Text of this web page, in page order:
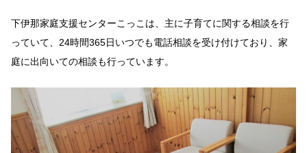
下伊那家庭支援センターこっこは、主に子育てに関する相談を行
っていて、24時間365日いつでも電話相談を受け付けており、家
庭に出向いての相談も行っています。